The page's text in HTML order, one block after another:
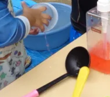
幼稚園